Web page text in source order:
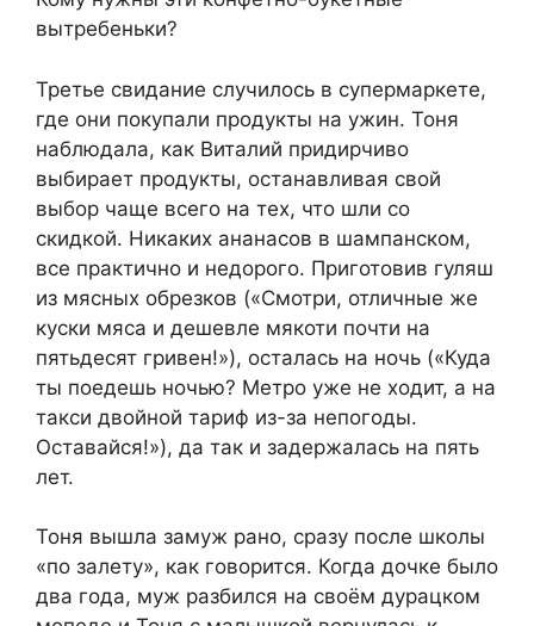
вытребеньки?
Третье свидание случилось в супермаркете,
где они покупали продукты на ужин. Тоня
наблюдала, как Виталий придирчиво
выбирает продукты, останавливая свой
выбор чаще всего на тех, что шли со
скидкой. Никаких ананасов в шампанском,
все практично и недорого. Приготовив гуляш
из мясных обрезков («Смотри, отличные же
куски мяса и дешевле мякоти почти на
пятьдесят гривен!»), осталась на ночь («Куда
ты поедешь ночью? Метро уже не ходит, а на
такси двойной тариф из-за непогоды.
Оставайся!»), да так и задержалась на пять
лет.
Тоня вышла замуж рано, сразу после школы
«по залету», как говорится. Когда дочке было
два года, муж разбился на своём дyрацком